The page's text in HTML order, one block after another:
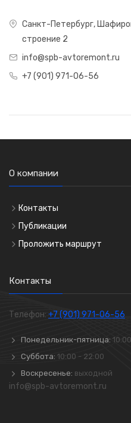
Санкт-Петербург,
строение 2
info@spb-avtoremont.ru
+7 (901) 971-06-56
О компании
Контакты
Публикации
Проложить маршрут
Контакты
Телефон: +7 (901) 971-06-56
Понедельник-пятница:
Суббота: 10:00 - 22:00
Воскресенье: выходной
info@spb-avtoremont.ru